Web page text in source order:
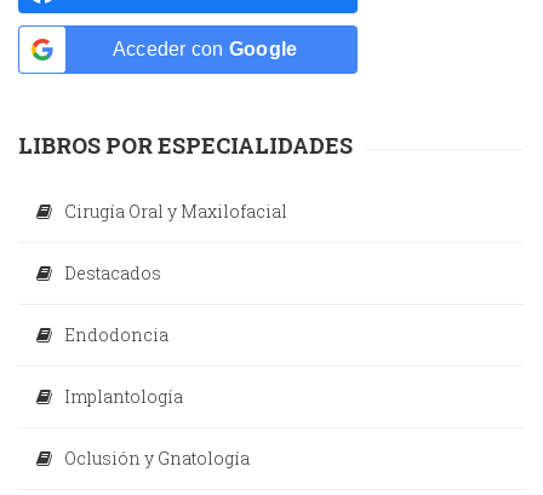
Acceder con Google
LIBROS POR ESPECIALIDADES
Cirugía Oral y Maxilofacial
Destacados
Endodoncia
Implantología
Oclusión y Gnatología